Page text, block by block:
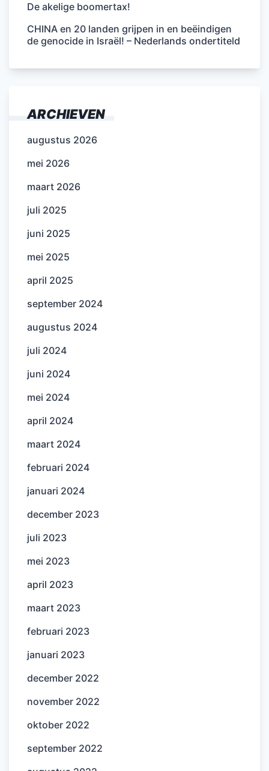
De akelige boomertax!
CHINA en 20 landen grijpen in en beëindigen
de genocide in Israël! – Nederlands ondertiteld
ARCHIEVEN
augustus 2026
mei 2026
maart 2026
juli 2025
juni 2025
mei 2025
april 2025
september 2024
augustus 2024
juli 2024
juni 2024
mei 2024
april 2024
maart 2024
februari 2024
januari 2024
december 2023
juli 2023
mei 2023
april 2023
maart 2023
februari 2023
januari 2023
december 2022
november 2022
oktober 2022
september 2022